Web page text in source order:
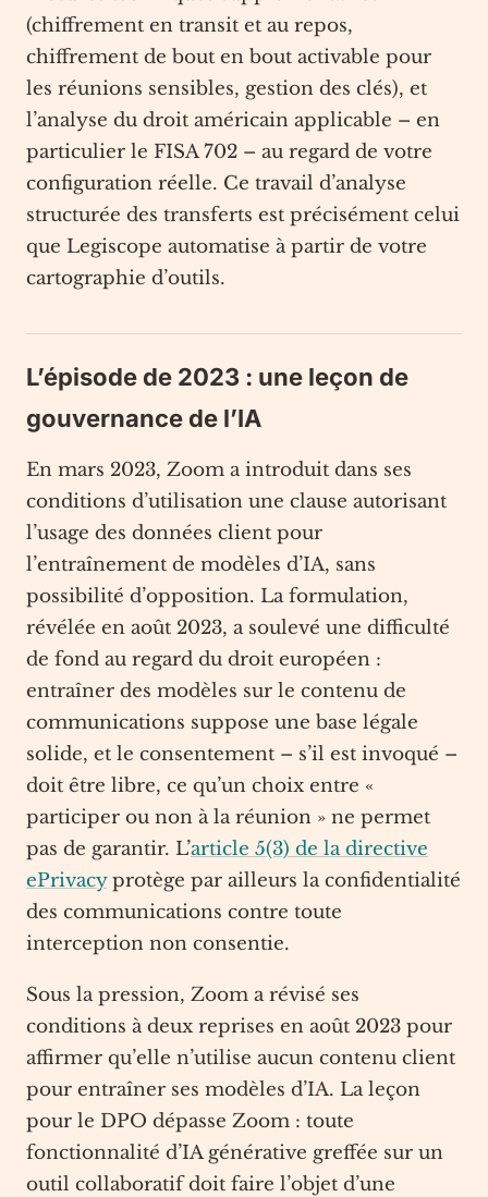
(chiffrement en transit et au repos,
chiffrement de bout en bout activable pour
les réunions sensibles, gestion des clés), et
l’analyse du droit américain applicable – en
particulier le FISA 702 – au regard de votre
configuration réelle. Ce travail d’analyse
structurée des transferts est précisément celui
que Legiscope automatise à partir de votre
cartographie d’outils.
L’épisode de 2023 : une leçon de
gouvernance de l’IA
En mars 2023, Zoom a introduit dans ses
conditions d’utilisation une clause autorisant
l’usage des données client pour
l’entraînement de modèles d’IA, sans
possibilité d’opposition. La formulation,
révélée en août 2023, a soulevé une difficulté
de fond au regard du droit européen :
entraîner des modèles sur le contenu de
communications suppose une base légale
solide, et le consentement – s’il est invoqué –
doit être libre, ce qu’un choix entre «
participer ou non à la réunion » ne permet
pas de garantir. L’article 5(3) de la directive
ePrivacyprotège par ailleurs la confidentialité
des communications contre toute
interception non consentie.
Sous la pression, Zoom a révisé ses
conditions à deux reprises en août 2023 pour
affirmer qu’elle n’utilise aucun contenu client
pour entraîner ses modèles d’IA. La leçon
pour le DPO dépasse Zoom : toute
fonctionnalité d’IA générative greffée sur un
outil collaboratif doit faire l’objet d’une